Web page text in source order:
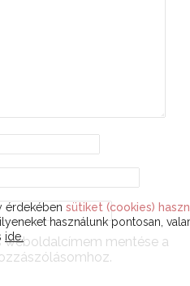
weboldalcímem mentése a
érdekében sütiket (cookies)
használunk pontosan,
ide.